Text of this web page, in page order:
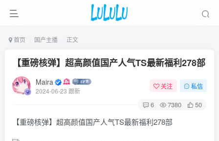
首页 国产主播 正文
【重磅核弹】超高颜值国产人气TS最新福利278部
Maira
2024-06-23 跟新
关注 私信
6 7380 50
【重磅核弹】超高颜值国产人气TS最新福利278部